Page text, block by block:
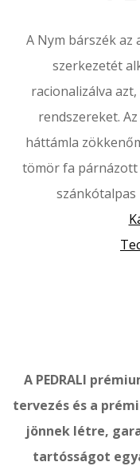
A Nym bárszék
szerkezetét
racionalizálva
rendszereket.
háttámla
tömör fa párnázott
A PEDRALI
tervezés és a
jönnek létre,
tartósságot